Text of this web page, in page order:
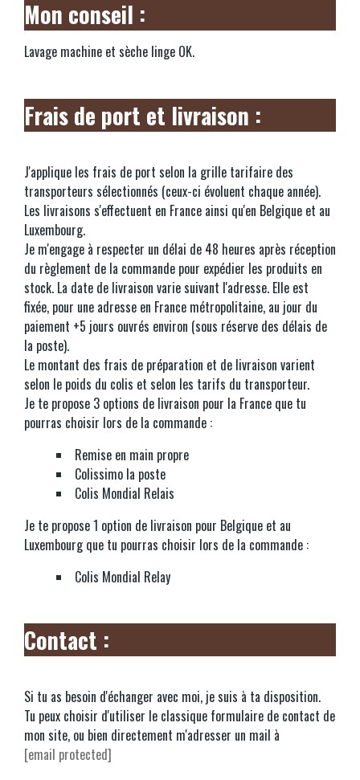
Mon conseil :
Lavage machine et sèche linge OK.
Frais de port et livraison :
J'applique les frais de port selon la grille tarifaire des
transporteurs sélectionnés (ceux-ci évoluent chaque année).
Les livraisons s'effectuent en France ainsi qu'en Belgique et au
Luxembourg.
Je m'engage à respecter un délai de 48 heures après réception
du règlement de la commande pour expédier les produits en
stock. La date de livraison varie suivant l'adresse. Elle est
fixée, pour une adresse en France métropolitaine, au jour du
paiement +5 jours ouvrés environ (sous réserve des délais de
la poste).
Le montant des frais de préparation et de livraison varient
selon le poids du colis et selon les tarifs du transporteur.
Je te propose 3 options de livraison pour la France que tu
pourras choisir lors de la commande :
Remise en main propre
Colissimo la poste
Colis Mondial Relais
Je te propose 1 option de livraison pour Belgique et au
Luxembourg que tu pourras choisir lors de la commande :
Colis Mondial Relay
Contact :
Si tu as besoin d'échanger avec moi, je suis à ta disposition.
Tu peux choisir d'utiliser le classique formulaire de contact de
mon site, ou bien directement m'adresser un mail à
[email protected]